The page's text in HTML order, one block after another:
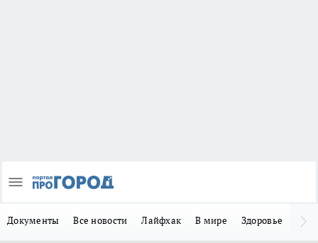
Документы Все новости Лайфхак В мире Здоровье